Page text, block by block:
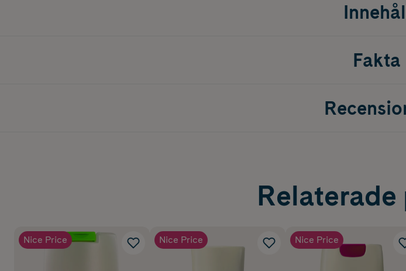
Fakta
Nice Price Nice Price Nice Price